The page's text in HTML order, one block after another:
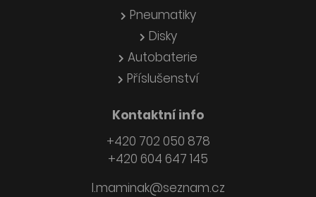
Pneumatiky
Disky
Autobaterie
Příslušenství
Kontaktní info
+420 702 050 878
+420 604 647 145
l.maminak@seznam.cz